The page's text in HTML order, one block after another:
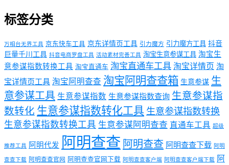
标签分类
万相台无界工具 京东快车工具 京东详情页工具 引力魔方 引力魔方工具 抖音
巨量千川工具 抖音电商罗盘工具 活动素材完善工具 淘宝生意参谋工具 淘宝生
意参谋指数转换工具 淘宝直通车 淘宝直通车工具 淘宝详情页 淘
宝详情页工具 淘宝阿明查查 淘宝阿明查查箱 生意参谋 生
意参谋工具 生意参谋指数 生意参谋指数查询 生意参谋指
数转化 生意参谋指数转化工具 生意参谋指数转换
生意参谋指数转换工具 生意参谋阿明查查 直通车工具 超级
推荐工具 阿明代发 阿明查查 阿明查查 阿明查查下载 阿明
查查下载 阿明查查官网 阿明查查官网下载 阿明查查客户端 阿明查查客户端下载
阿